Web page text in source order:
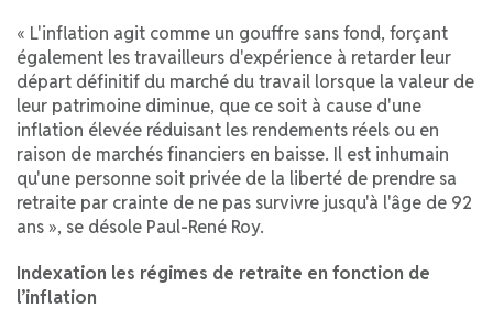
« L'inflation agit comme un gouffre sans fond, forçant
également les travailleurs d'expérience à retarder leur
départ définitif du marché du travail lorsque la valeur de
leur patrimoine diminue, que ce soit à cause d'une
inflation élevée réduisant les rendements réels ou en
raison de marchés financiers en baisse. Il est inhumain
qu'une personne soit privée de la liberté de prendre sa
retraite par crainte de ne pas survivre jusqu'à l'âge de 92
ans », se désole Paul-René Roy.
Indexation les régimes de retraite en fonction de
l’inflation